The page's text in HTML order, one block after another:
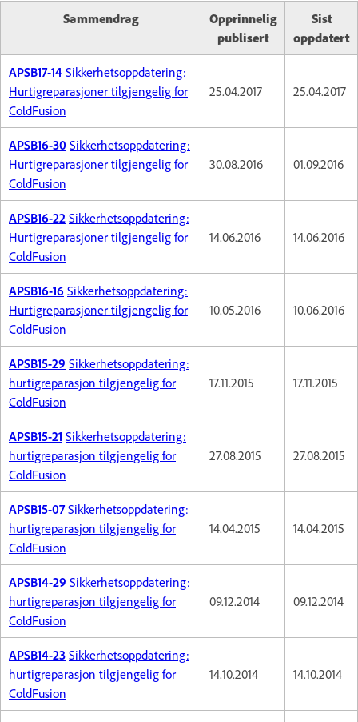
Sammendrag
Opprinnelig
publisert
Sist
oppdatert
APSB17-14 Sikkerhetsoppdatering:
Hurtigreparasjoner tilgjengelig for
ColdFusion
25.04.2017 25.04.2017
APSB16-30 Sikkerhetsoppdatering:
Hurtigreparasjoner tilgjengelig for
ColdFusion
30.08.2016 01.09.2016
APSB16-22 Sikkerhetsoppdatering:
Hurtigreparasjoner tilgjengelig for
ColdFusion
14.06.2016 14.06.2016
APSB16-16 Sikkerhetsoppdatering:
Hurtigreparasjoner tilgjengelig for
ColdFusion
10.05.2016 10.06.2016
APSB15-29 Sikkerhetsoppdatering:
hurtigreparasjon tilgjengelig for
ColdFusion
17.11.2015 17.11.2015
APSB15-21 Sikkerhetsoppdatering:
hurtigreparasjon tilgjengelig for
ColdFusion
27.08.2015 27.08.2015
APSB15-07 Sikkerhetsoppdatering:
hurtigreparasjon tilgjengelig for
ColdFusion
14.04.2015 14.04.2015
APSB14-29 Sikkerhetsoppdatering:
hurtigreparasjon tilgjengelig for
ColdFusion
09.12.2014 09.12.2014
APSB14-23 Sikkerhetsoppdatering:
hurtigreparasjon tilgjengelig for
ColdFusion
14.10.2014 14.10.2014